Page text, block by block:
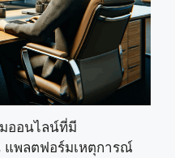
ออนไลน์ที่มี
แพลตฟอร์มเหตุการณ์